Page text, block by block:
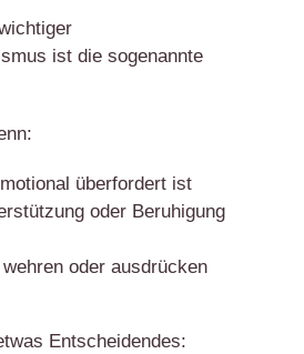
ist die sogenannte
überfordert ist
oder Beruhigung
oder ausdrücken
Entscheidendes: